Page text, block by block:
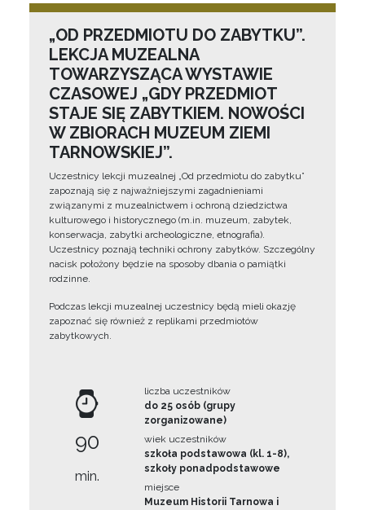
„OD PRZEDMIOTU DO ZABYTKU”.
LEKCJA MUZEALNA
TOWARZYSZĄCA WYSTAWIE
CZASOWEJ „GDY PRZEDMIOT
STAJE SIĘ ZABYTKIEM. NOWOŚCI
W ZBIORACH MUZEUM ZIEMI
TARNOWSKIEJ”.
Uczestnicy lekcji muzealnej „Od przedmiotu do zabytku”
zapoznają się z najważniejszymi zagadnieniami
związanymi z muzealnictwem i ochroną dziedzictwa
kulturowego i historycznego (m.in. muzeum, zabytek,
konserwacja, zabytki archeologiczne, etnografia).
Uczestnicy poznają techniki ochrony zabytków. Szczególny
nacisk położony będzie na sposoby dbania o pamiątki
rodzinne.
Podczas lekcji muzealnej uczestnicy będą mieli okazję
zapoznać się również z replikami przedmiotów
zabytkowych.
90
min.
liczba uczestników
do 25 osób (grupy
zorganizowane)
wiek uczestników
szkoła podstawowa (kl. 1-8),
szkoły ponadpodstawowe
miejsce
Muzeum Historii Tarnowa i